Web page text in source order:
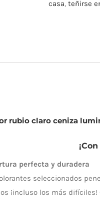
casa, teñirse
rubio claro ceniza
perfecta y duradera
seleccionados
¡incluso los más